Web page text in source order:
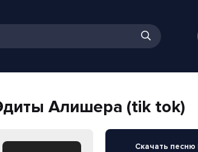
Алишера (tik tok)
Скачать песню